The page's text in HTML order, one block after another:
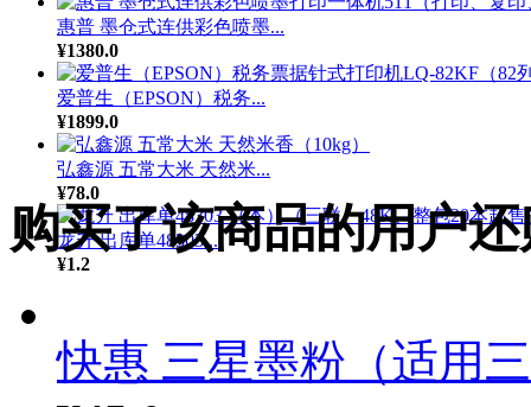
惠普 墨仓式连供彩色喷墨...
¥1380.0
爱普生（EPSON）税务...
¥1899.0
弘鑫源 五常大米 天然米...
¥78.0
龙升 出库单48303 ...
¥1.2
购买了该商品的用户
快惠 三星墨粉（适用